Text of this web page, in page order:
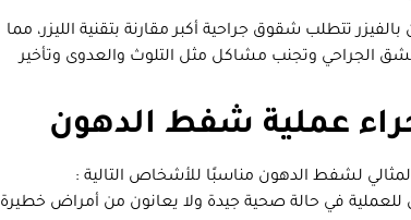
تتطلب شقوق جراحية أكبر مقارنة بتقنية الليزر، مما
الجراحي وتجنب مشاكل مثل التلوث والعدوى وتأخير
عملية شفط الدهون
المثالي لشفط الدهون مناسبًا للأشخاص التالية :
في حالة صحية جيدة ولا يعانون من أمراض خطيرة